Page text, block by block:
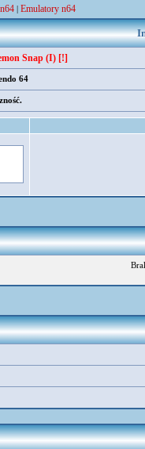
| Emulatory n64
Snap (I) [!]
64